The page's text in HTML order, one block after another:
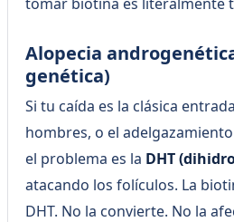
Alopecia
genética)
Si tu caída es la clásica
hombres, o el
el problema es la DHT
atacando los folículos. La
DHT. No la convierte. No la